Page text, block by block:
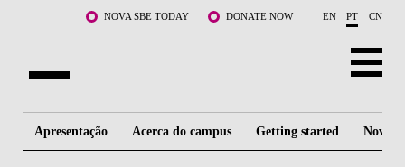
Saltar para o conteúdo principalNOVA SBE TODAY DONATE NOW EN PT CN
Apresentação Acerca do campus Getting started Nova